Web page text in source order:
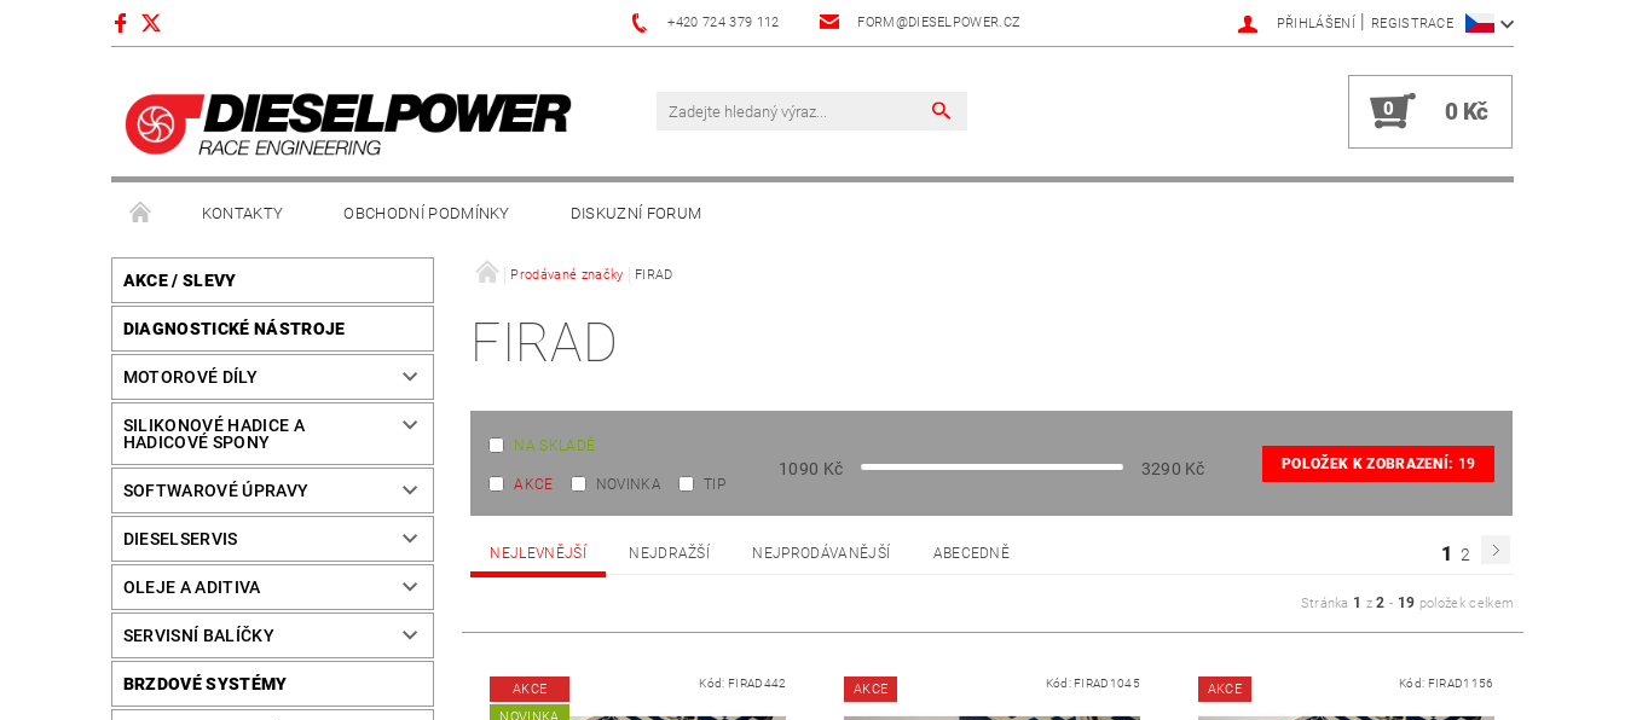
+420 724 379 112 FORM@DIESELPOWER.CZ PŘIHLÁŠENÍ | REGISTRACE
0 0 Kč
KONTAKTY OBCHODNÍ PODMÍNKY DISKUZNÍ FORUM
AKCE / SLEVY
DIAGNOSTICKÉ NÁSTROJE
MOTOROVÉ DÍLY
SILIKONOVÉ HADICE A
HADICOVÉ SPONY
SOFTWAROVÉ ÚPRAVY
DIESELSERVIS
OLEJE A ADITIVA
SERVISNÍ BALÍČKY
BRZDOVÉ SYSTÉMY
Prodávané značky FIRAD
FIRAD
NA SKLADĚ
AKCE NOVINKA TIP
1090 Kč 3290 Kč POLOŽEK K ZOBRAZENÍ: 19
NEJLEVNĚJŠÍ NEJDRAŽŠÍ NEJPRODÁVANĚJŠÍ ABECEDNĚ 1 2
Stránka 1 z2 - 19 položek celkem
AKCE
Kód: FIRAD442 AKCE Kód: FIRAD1045 AKCE Kód: FIRAD1156